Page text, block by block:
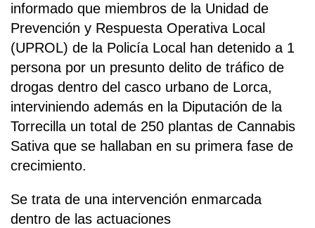
informado que miembros de la Unidad de
Prevención y Respuesta Operativa Local
(UPROL) de la Policía Local han detenido a 1
persona por un presunto delito de tráfico de
drogas dentro del casco urbano de Lorca,
interviniendo además en la Diputación de la
Torrecilla un total de 250 plantas de Cannabis
Sativa que se hallaban en su primera fase de
crecimiento.
Se trata de una intervención enmarcada
dentro de las actuaciones